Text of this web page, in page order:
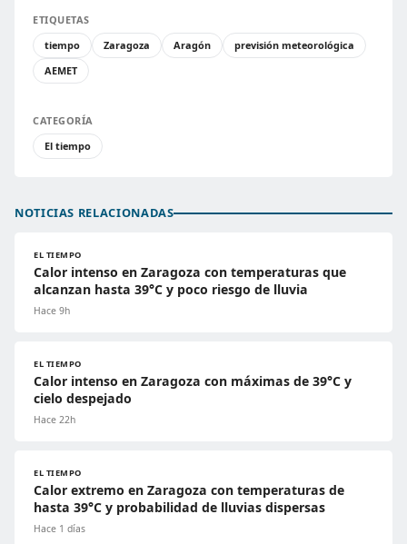
ETIQUETAS
tiempo
Zaragoza Aragón
previsión meteorológica
AEMET
CATEGORÍA
El tiempo
NOTICIAS RELACIONADAS
EL TIEMPO
Calor intenso en Zaragoza con temperaturas que
alcanzan hasta 39°C y poco riesgo de lluvia
Hace 9h
EL TIEMPO
Calor intenso en Zaragoza con máximas de 39°C y
cielo despejado
Hace 22h
EL TIEMPO
Calor extremo en Zaragoza con temperaturas de
hasta 39°C y probabilidad de lluvias dispersas
Hace 1 días